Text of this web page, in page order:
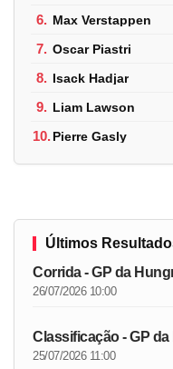
6. Max Verstappen
7. Oscar Piastri
8. Isack Hadjar
9. Liam Lawson
10.Pierre Gasly
Últimos
Corrida - GP da
26/07/2026 10:00
Classificação - GP
25/07/2026 11:00